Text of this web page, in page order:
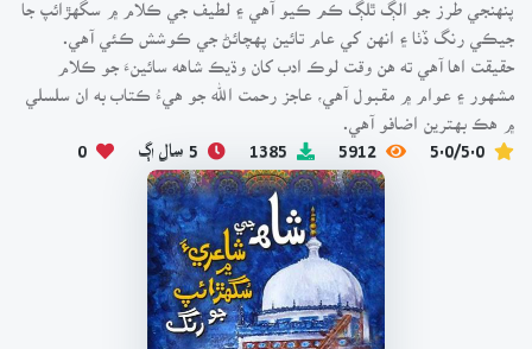
جيڪي رنگ ڏٺا ۽ انهن کي عام تائين پهچائڻ جي ڪوشش ڪئي آهي.
حقيقت اها آهي ته هن وقت لوڪ ادب کان وڌيڪ شاهه سائينءَ جو ڪلام
مشهور ۽ عوام ۾ مقبول آهي، عاجز رحمت الله جو هيءُ ڪتاب به ان سلسلي
۾ هڪ بهترين اضافو آهي.
5.0/5.0
5912
1385 5 سال اڳ 0